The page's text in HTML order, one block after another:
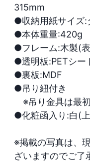
315mm
●収納用紙サイズ
●本体重量:420g
●フレーム:木製(
●透明板:PETシー
●裏板:MDF
●吊り紐付き
※吊り金具は最初
●化粧函入り:白(
※掲載の写真は、
ざいますのでご了